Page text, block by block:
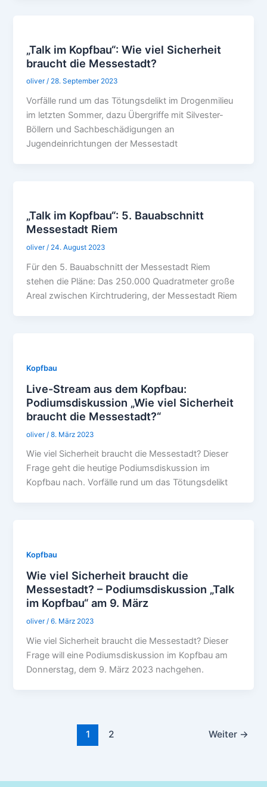
„Talk im Kopfbau“: Wie viel Sicherheit
braucht die Messestadt?
oliver/ 28. September 2023
Vorfälle rund um das Tötungsdelikt im Drogenmilieu
im letzten Sommer, dazu Übergriffe mit Silvester-
Böllern und Sachbeschädigungen an
Jugendeinrichtungen der Messestadt
„Talk im Kopfbau“: 5. Bauabschnitt
Messestadt Riem
oliver/ 24. August 2023
Für den 5. Bauabschnitt der Messestadt Riem
stehen die Pläne: Das 250.000 Quadratmeter große
Areal zwischen Kirchtrudering, der Messestadt Riem
Kopfbau
Live-Stream aus dem Kopfbau:
Podiumsdiskussion „Wie viel Sicherheit
braucht die Messestadt?“
oliver /8. März 2023
Wie viel Sicherheit braucht die Messestadt? Dieser
Frage geht die heutige Podiumsdiskussion im
Kopfbau nach. Vorfälle rund um das Tötungsdelikt
Kopfbau
Wie viel Sicherheit braucht die
Messestadt? – Podiumsdiskussion „Talk
im Kopfbau“ am 9. März
oliver/6. März 2023
Wie viel Sicherheit braucht die Messestadt? Dieser
Frage will eine Podiumsdiskussion im Kopfbau am
Donnerstag, dem 9. März 2023 nachgehen.
1 2 Weiter →